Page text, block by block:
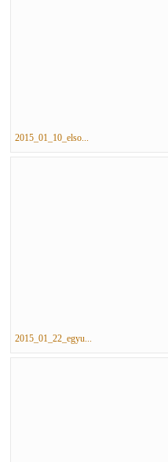
2015_01_10_elso...
2015_01_22_egyu...